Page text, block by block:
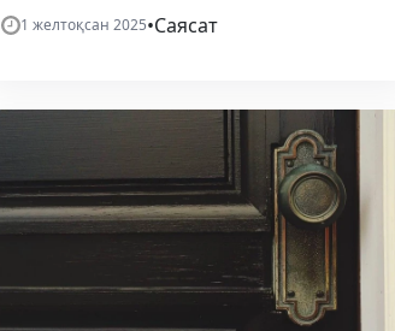
1 желтоқсан 2025•Саясат